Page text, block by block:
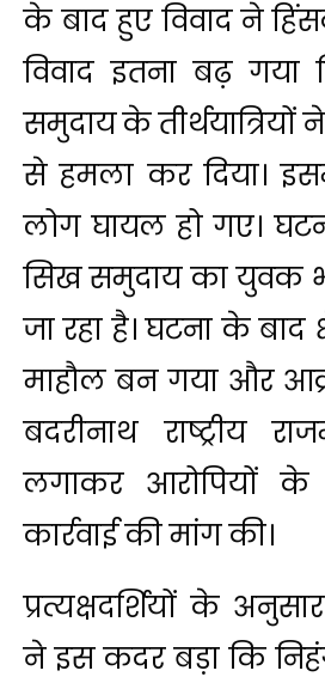
के बाद हुए विवाद ने
विवाद इतना बढ़
समुदाय के तीर्थयात्रियों
से हमला कर दिया।
लोग घायल हो गए।
सिख समुदाय का युवक
जा रहा है। घटना के बाद
माहौल बन गया और
बदरीनाथ राष्ट्रीय
लगाकर आरोपियों
कार्रवाई की मांग की।
प्रत्यक्षदर्शियों के
ने इस कदर बड़ा कि